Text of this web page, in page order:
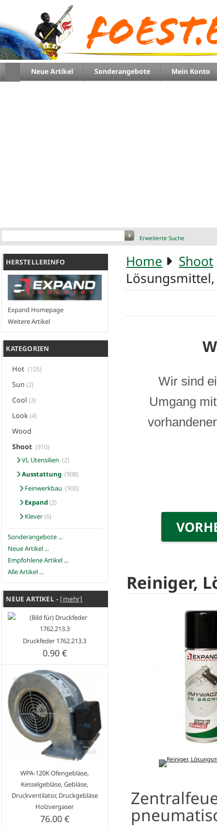
Neue Artikel Sonderangebote Mein Konto
Erweiterte Suche
HERSTELLERINFO
Expand Homepage
Weitere Artikel
KATEGORIEN
Hot (105)
Sun (2)
Cool (3)
Look(4)
Wood
Shoot (910)
VL Utensilien (2)
Ausstattung (908)
Feinwerkbau (900)
Expand(2)
Klever(6)
Sonderangebote ...
Neue Artikel ...
Empfohlene Artikel ...
Alle Artikel ...
NEUE ARTIKEL - [mehr]
Druckfeder 1762.213.3
0.90 €
WPA-120K Ofengebläse,
Kesselgebläse, Gebläse,
Druckventilator, Druckgebläse
Holzvergaser
76.00 €
Home
Shoot
Wir sind
Umgang
Reiniger,